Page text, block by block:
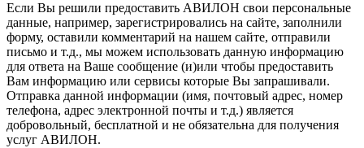
Если Вы решили предоставить АВИЛОН свои персональные
данные, например, зарегистрировались на сайте, заполнили
форму, оставили комментарий на нашем сайте, отправили
письмо и т.д., мы можем использовать данную информацию
для ответа на Ваше сообщение (и)или чтобы предоставить
Вам информацию или сервисы которые Вы запрашивали.
Отправка данной информации (имя, почтовый адрес, номер
телефона, адрес электронной почты и т.д.) является
добровольный, бесплатной и не обязательна для получения
услуг АВИЛОН.